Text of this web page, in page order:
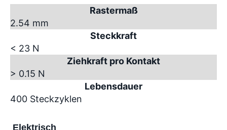
Rastermaß
2.54 mm
Steckkraft
< 23 N
Ziehkraft pro Kontakt
> 0.15 N
Lebensdauer
400 Steckzyklen
Elektrisch